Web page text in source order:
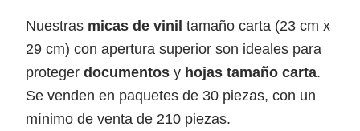
Nuestras micas de vinil tamaño carta (23 cm x
29 cm) con apertura superior son ideales para
proteger documentos y hojas tamaño carta.
Se venden en paquetes de 30 piezas, con un
mínimo de venta de 210 piezas.